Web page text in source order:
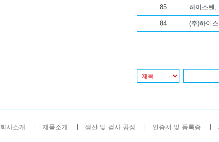
85 하이스텐,
84 (주)하이
회사소개 제품소개 생산 및 검사 공정 인증서 및 등록증